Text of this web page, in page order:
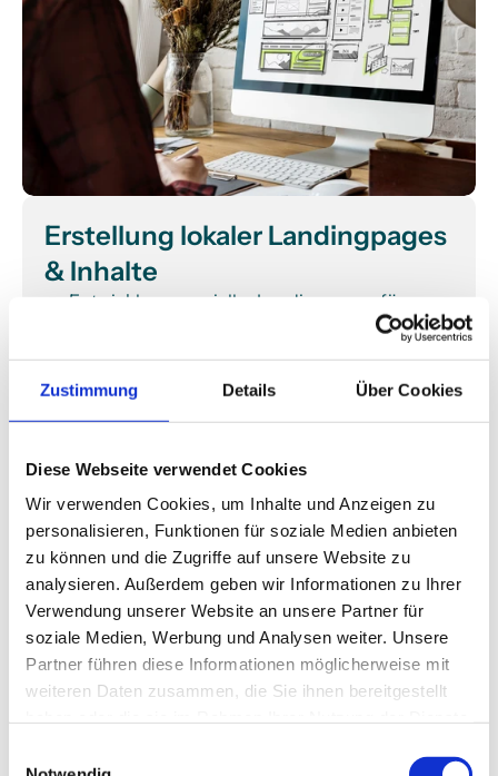
Zustimmung Details Über Cookies
Diese Webseite verwendet Cookies
Wir verwenden Cookies, um Inhalte und Anzeigen zu
personalisieren, Funktionen für soziale Medien anbieten
zu können und die Zugriffe auf unsere Website zu
analysieren. Außerdem geben wir Informationen zu Ihrer
Verwendung unserer Website an unsere Partner für
soziale Medien, Werbung und Analysen weiter. Unsere
Partner führen diese Informationen möglicherweise mit
weiteren Daten zusammen, die Sie ihnen bereitgestellt
Erstellung lokaler Landingpages
& Inhalte
Entwicklung spezieller Landingpages für
verschiedene Düsseldorfer Stadtteile, zum
Beispiel Oberkassel, Pempelfort, Bilk, Flingern
und Unterbilk.
Erstellung suchmaschinenoptimierter Inhalte
Sichtbarkeit in Düsseldorf nachhaltig erhöhen.